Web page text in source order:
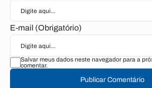
E-mail (Obrigatório)
Salvar meus dados neste navegador para a
comentar.
Publicar Comentário